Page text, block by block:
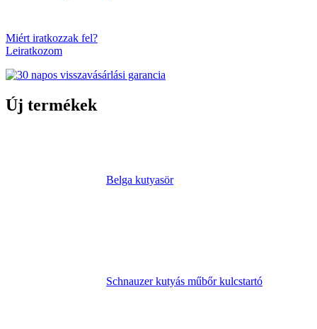
Miért iratkozzak fel?
Leiratkozom
Új termékek
Belga kutyasör
Schnauzer kutyás műbőr kulcstartó